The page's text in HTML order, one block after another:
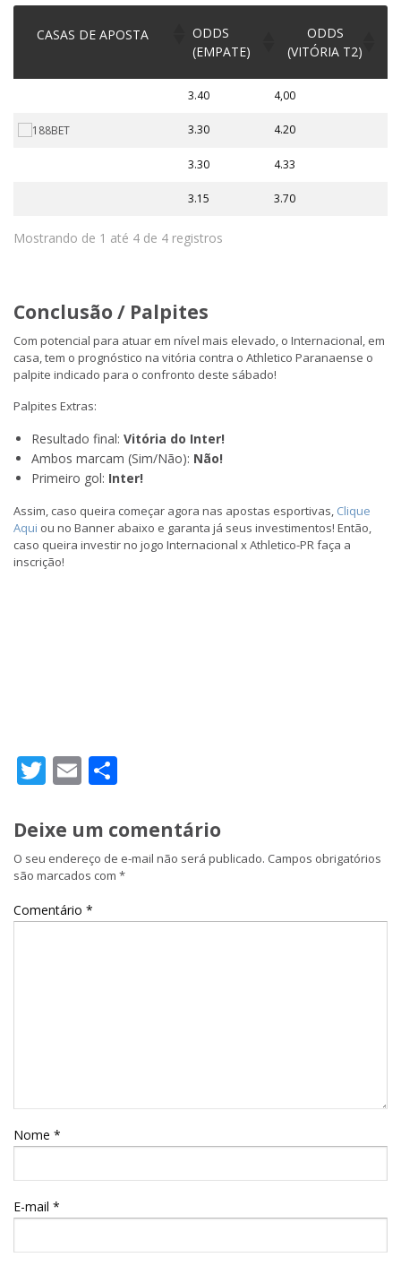
CASAS DE APOSTA
ODDS
(EMPATE)
ODDS
(VITÓRIA T2)
3.40 4,00
3.30 4.20
3.30 4.33
3.15 3.70
Mostrando de 1 até 4 de 4 registros
Conclusão / Palpites
Com potencial para atuar em nível mais elevado, o Internacional, em
casa, tem o prognóstico na vitória contra o Athletico Paranaense o
palpite indicado para o confronto deste sábado!
Palpites Extras:
Resultado final: Vitória do Inter!
Ambos marcam (Sim/Não): Não!
Primeiro gol: Inter!
Assim, caso queira começar agora nas apostas esportivas, Clique
Aqui ou no Banner abaixo e garanta já seus investimentos! Então,
caso queira investir no jogo Internacional x Athletico-PR faça a
inscrição!
Twitter
Email
Deixe um comentário
O seu endereço de e-mail não será publicado. Campos obrigatórios
são marcados com *
Comentário *
Nome *
E-mail *